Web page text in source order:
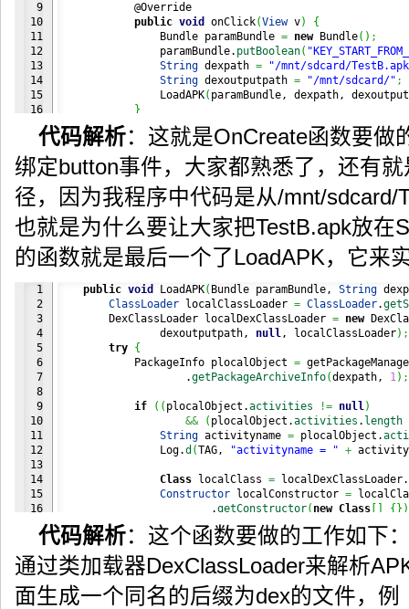
9
10
11
12
13
14
15
16
@Override
public void onClick(View v)
{
Bundle paramBundle = new Bundle( ) ;
paramBundle. putBoolean(
String dexpath =
"/mnt/sdcard/
String dexoutputpath = "/mnt/sdcard/" ;
LoadAPK( paramBundle, dexpath,
}
});
}
代码解析：这就是OnCreate函数要做
绑定button事件，大家都熟悉了，还有
径，因为我程序中代码是从/mnt/sdcard/
也就是为什么要让大家把TestB.apk放在
的函数就是最后一个了LoadAPK，它来
1
2
3
4
5
6
7
8
9
10
11
12
13
14
15
16
18
19
20
22
public void LoadAPK( Bundle paramBundle, String
ClassLoader localClassLoader = ClassLoader.
DexClassLoader localDexClassLoader = new
dexoutputpath, null, localClassLoader) ;
try {
PackageInfo plocalObject =
.getPackageArchiveInfo(dexpath, 1) ;
if ( ( plocalObject.activities != null)
&&
( plocalObject.activities . length
String activityname = plocalObject.
Log.d (TAG, "activityname = " +
Class localClass = localDexClassLoader.
Constructor localConstructor =
.getConstructor( new Class { } )
Object instance = localConstructor.
Log. d (TAG, "instance = " + instance) ;
Method localMethodSetActivity =
"setActivity" , new Class
localMethodSetActivity.setAccessible(
代码解析：这个函数要做的工作如下
通过类加载器DexClassLoader来解析
面生成一个同名的后缀为dex的文件，例